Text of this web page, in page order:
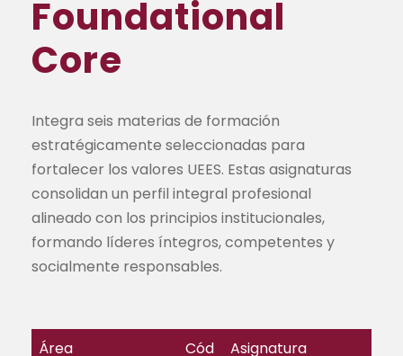
Foundational
Core
Integra seis materias de formación
estratégicamente seleccionadas para
fortalecer los valores UEES. Estas asignaturas
consolidan un perfil integral profesional
alineado con los principios institucionales,
formando líderes íntegros, competentes y
socialmente responsables.
Área
Cód
Asignatura